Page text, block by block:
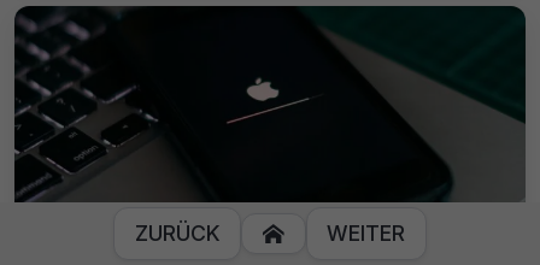
ZURÜCK  WEITER